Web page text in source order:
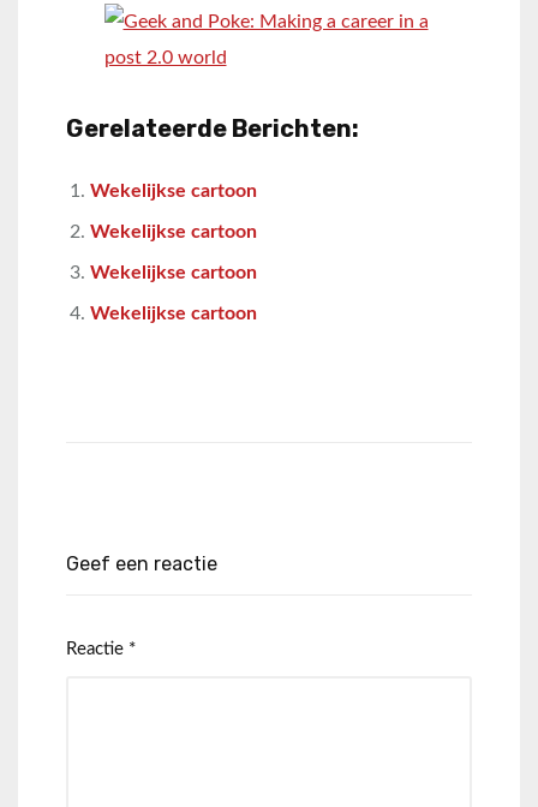
Gerelateerde Berichten:
Wekelijkse cartoon
Wekelijkse cartoon
Wekelijkse cartoon
Wekelijkse cartoon
Geef een reactie
Reactie *